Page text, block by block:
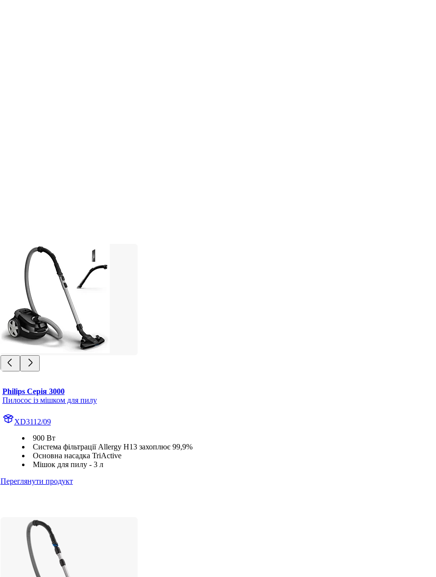
Philips Серія 3000
Пилосос із мішком для пилу
XD3112/09
900 Вт
Система фільтрації Allergy H13 захоплює 99,9%
Основна насадка TriActive
Мішок для пилу - 3 л
Переглянути продукт